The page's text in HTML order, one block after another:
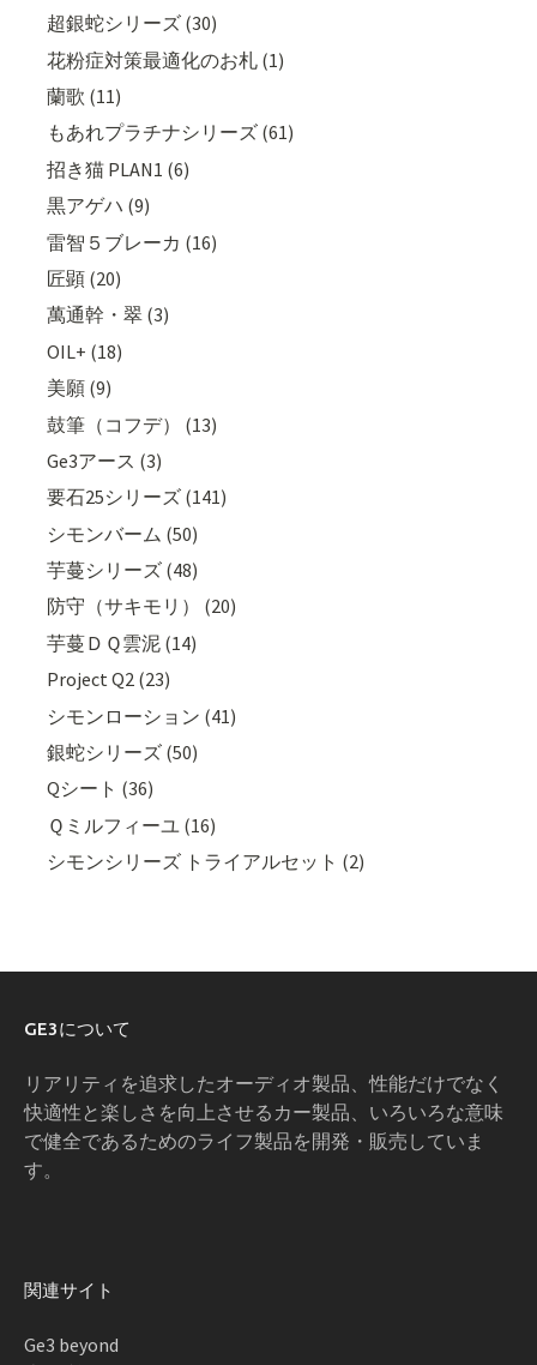
超銀蛇シリーズ (30)
花粉症対策最適化のお札 (1)
蘭歌 (11)
もあれプラチナシリーズ (61)
招き猫 PLAN1 (6)
黒アゲハ (9)
雷智５ブレーカ (16)
匠顕 (20)
萬通幹・翠 (3)
OIL+ (18)
美願 (9)
鼓筆（コフデ） (13)
Ge3アース (3)
要石25シリーズ (141)
シモンバーム (50)
芋蔓シリーズ (48)
防守（サキモリ） (20)
芋蔓ＤＱ雲泥 (14)
Project Q2 (23)
シモンローション (41)
銀蛇シリーズ (50)
Qシート (36)
Ｑミルフィーユ (16)
シモンシリーズ トライアルセット (2)
GE3について
リアリティを追求したオーディオ製品、性能だけでなく
快適性と楽しさを向上させるカー製品、いろいろな意味
で健全であるためのライフ製品を開発・販売していま
す。
関連サイト
Ge3 beyond